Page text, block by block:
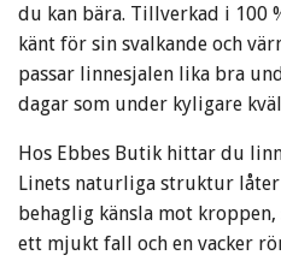
du kan bära. Tillverkad i 100
känt för sin svalkande och
passar linnesjalen lika bra
dagar som under kyligare
Hos Ebbes Butik hittar du
Linets naturliga struktur låter
behaglig känsla mot
ett mjukt fall och en vacker